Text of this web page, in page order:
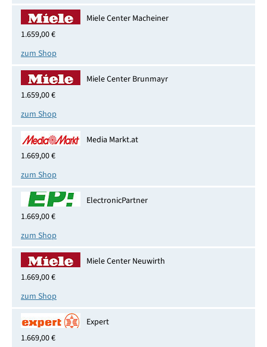
Miele Center Macheiner
1.659,00 €
zum Shop
Miele Center Brunmayr
1.659,00 €
zum Shop
Media Markt.at
1.669,00 €
zum Shop
ElectronicPartner
1.669,00 €
zum Shop
Miele Center Neuwirth
1.669,00 €
zum Shop
Expert
1.669,00 €